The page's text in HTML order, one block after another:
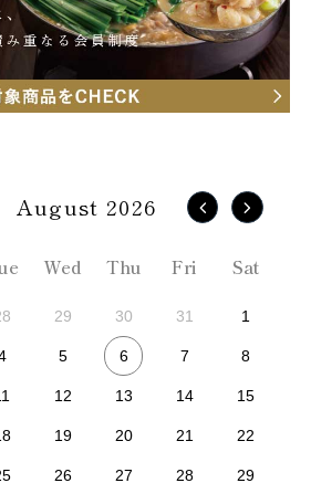
August 2026
Wed Thu Fri Sat
29 30 31 1
5 6 7 8
12 13 14 15
19 20 21 22
26 27 28 29